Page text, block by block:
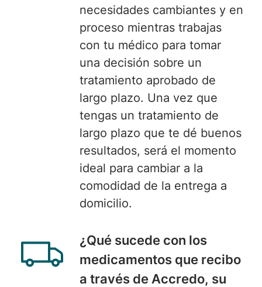
necesidades cambiantes y en
proceso mientras trabajas
con tu médico para tomar
una decisión sobre un
tratamiento aprobado de
largo plazo. Una vez que
tengas un tratamiento de
largo plazo que te dé buenos
resultados, será el momento
ideal para cambiar a la
comodidad de la entrega a
domicilio.
¿Qué sucede con los
medicamentos que recibo
a través de Accredo, su